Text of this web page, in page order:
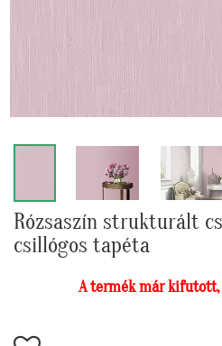
Rózsaszín strukturált
csillógos tapéta
A termék már